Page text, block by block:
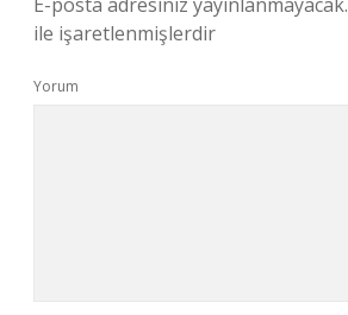
ile işaretlenmişlerdir
Yorum